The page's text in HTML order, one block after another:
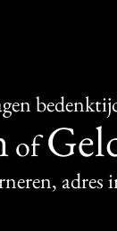
of
adres